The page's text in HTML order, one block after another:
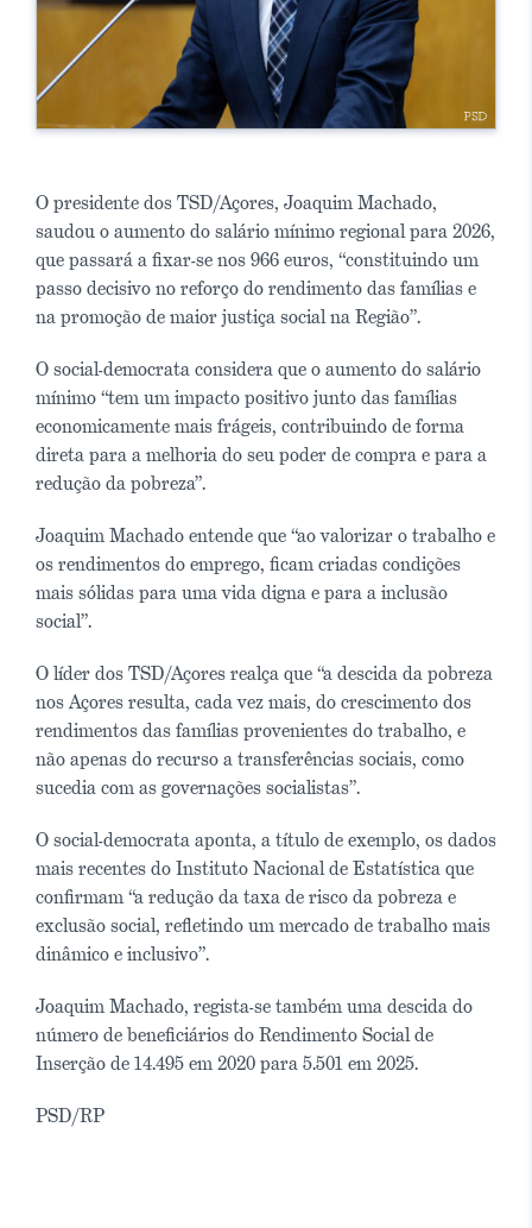
O presidente dos TSD/Açores, Joaquim Machado,
saudou o aumento do salário mínimo regional para 2026,
que passará a fixar-se nos 966 euros, “constituindo um
passo decisivo no reforço do rendimento das famílias e
na promoção de maior justiça social na Região”.
O social-democrata considera que o aumento do salário
mínimo “tem um impacto positivo junto das famílias
economicamente mais frágeis, contribuindo de forma
direta para a melhoria do seu poder de compra e para a
redução da pobreza”.
Joaquim Machado entende que “ao valorizar o trabalho e
os rendimentos do emprego, ficam criadas condições
mais sólidas para uma vida digna e para a inclusão
social”.
O líder dos TSD/Açores realça que “a descida da pobreza
nos Açores resulta, cada vez mais, do crescimento dos
rendimentos das famílias provenientes do trabalho, e
não apenas do recurso a transferências sociais, como
sucedia com as governações socialistas”.
O social-democrata aponta, a título de exemplo, os dados
mais recentes do Instituto Nacional de Estatística que
confirmam “a redução da taxa de risco da pobreza e
exclusão social, refletindo um mercado de trabalho mais
dinâmico e inclusivo”.
Joaquim Machado, regista-se também uma descida do
número de beneficiários do Rendimento Social de
Inserção de 14.495 em 2020 para 5.501 em 2025.
PSD/RP